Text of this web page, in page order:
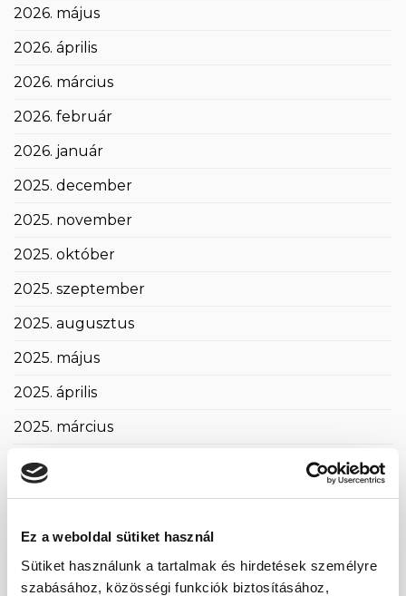
Ez a weboldal sütiket használ
Sütiket használunk a tartalmak és hirdetések személyre
szabásához, közösségi funkciók biztosításához,
2026. május
2026. április
2026. március
2026. február
2026. január
2025. december
2025. november
2025. október
2025. szeptember
2025. augusztus
2025. május
2025. április
2025. március
2025. február
2025. január
2024. november
2024. október